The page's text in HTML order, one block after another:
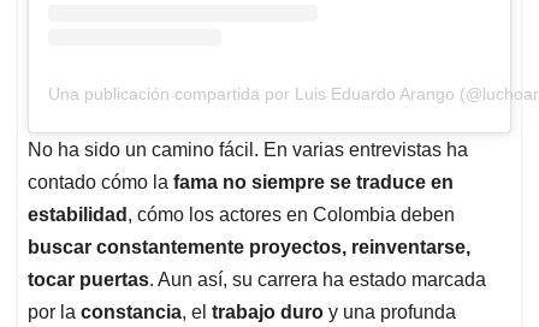
Una publicación compartida por Luis Eduardo Arango
No ha sido un camino fácil. En varias entrevistas ha
contado cómo la fama no siempre se traduce en
estabilidad , cómo los actores en Colombia deben
buscar constantemente proyectos, reinventarse,
tocar puertas. Aun así, su carrera ha estado marcada
por la constancia, el trabajo duro y una profunda